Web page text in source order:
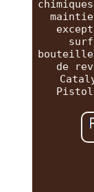
de